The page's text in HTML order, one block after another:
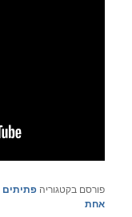
פורסם בקטגוריה פתיתים
אחת